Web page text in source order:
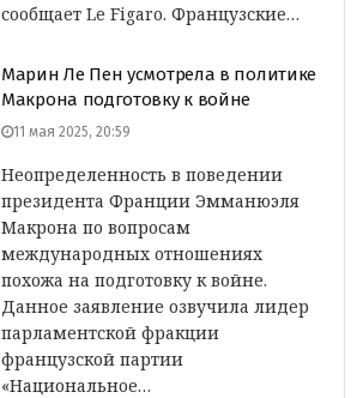
сообщает Le Figaro. Французские…
Марин Ле Пен усмотрела в политике
Макрона подготовку к войне
11 мая 2025, 20:59
Неопределенность в поведении
президента Франции Эмманюэля
Макрона по вопросам
международных отношениях
похожа на подготовку к войне.
Данное заявление озвучила лидер
парламентской фракции
французской партии
«Национальное…